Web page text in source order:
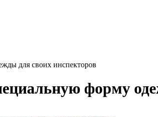
для своих инспекторов
форму